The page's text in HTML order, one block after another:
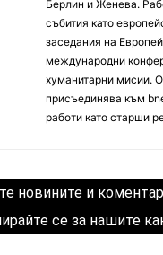
Берлин и Женева.
събития като
заседания на
международни
хуманитарни мисии.
присъединява към
работи като старши
новините и
се за нашите